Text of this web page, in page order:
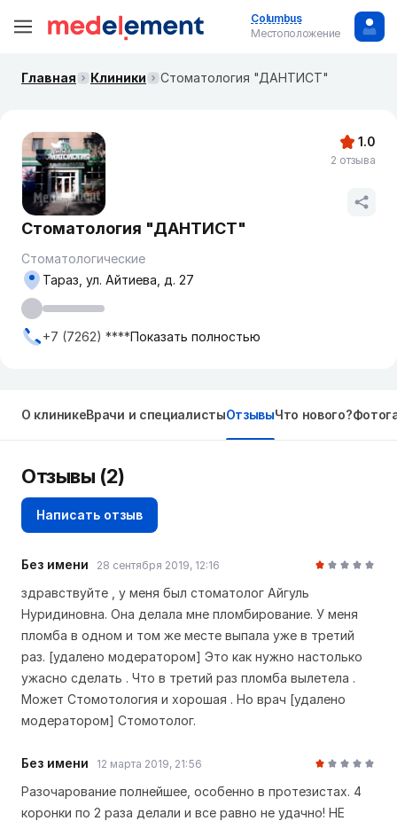
Columbus
Местоположение
Главная Клиники Стоматология "ДАНТИСТ"
Стоматология "ДАНТИСТ"
Стоматологические
Тараз, ул. Айтиева, д. 27
+7 (7262) ****Показать полностью
1.0
2 отзыва
О клиникеВрачи и специалистыОтзывыЧто нового?
Отзывы (2)
Написать отзыв
Без имени 28 сентября 2019, 12:16
здравствуйте , у меня был стоматолог Айгуль
Нуридиновна. Она делала мне пломбирование. У меня
пломба в одном и том же месте выпала уже в третий
раз. [удалено модератором] Это как нужно настолько
ужасно сделать . Что в третий раз пломба вылетела .
Может Стомотология и хорошая . Но врач [удалено
модератором] Стомотолог.
Без имени 12 марта 2019, 21:56
Разочарование полнейшее, особенно в протезистах. 4
коронки по 2 раза делали и все равно не удачно! НЕ